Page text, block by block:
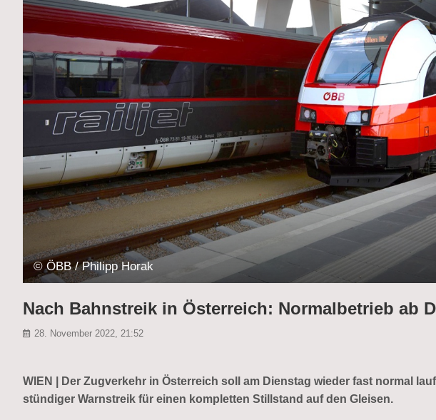
© ÖBB / Philipp Horak
Nach Bahnstreik in Österreich: Normalbetrieb ab
28. November 2022, 21:52
WIEN | Der Zugverkehr in Österreich soll am Dienstag wieder fast normal
stündiger Warnstreik für einen kompletten Stillstand auf den Gleisen.